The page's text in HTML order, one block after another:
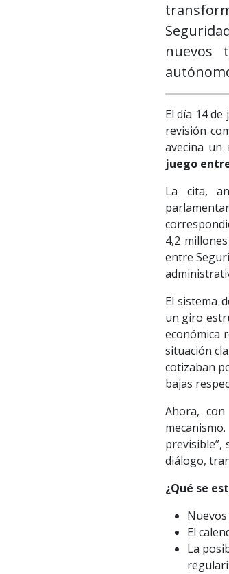
nuevos
El día 14
revisión
avecina un
juego
La cita,
4,2
entre
El sistema
un giro
económica
situación
cotizaban
bajas
Ahora,
diálogo,
¿Qué se
El
La